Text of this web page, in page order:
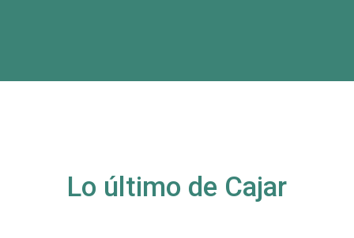
Lo último de Cajar